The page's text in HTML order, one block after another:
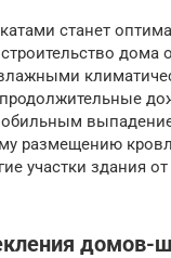
станет
дома
размещению
участки здания
домов-